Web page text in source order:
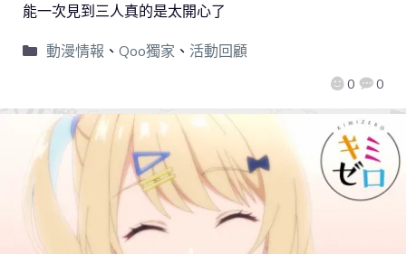
0 0
能一次見到三人真的是太開心了
動漫情報 、 Qoo獨家 、 活動回顧